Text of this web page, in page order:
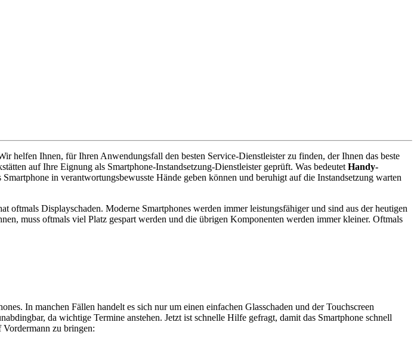
helfen Ihnen, für Ihren Anwendungsfall den besten Service-Dienstleister zu finden, der Ihnen das beste
auf Ihre Eignung als Smartphone-Instandsetzung-Dienstleister geprüft. Was bedeutet Handy-
in verantwortungsbewusste Hände geben können und beruhigt auf die Instandsetzung warten
Displayschaden. Moderne Smartphones werden immer leistungsfähiger und sind aus der heutigen
muss oftmals viel Platz gespart werden und die übrigen Komponenten werden immer kleiner. Oftmals
In manchen Fällen handelt es sich nur um einen einfachen Glasschaden und der Touchscreen
da wichtige Termine anstehen. Jetzt ist schnelle Hilfe gefragt, damit das Smartphone schnell
zu bringen: